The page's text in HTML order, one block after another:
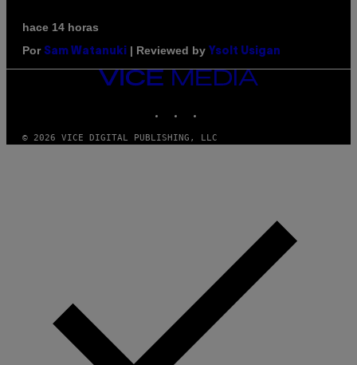
hace 14 horas
Por Sam Watanuki | Reviewed by Ysolt Usigan
VICE
MEDIA
© 2026 VICE DIGITAL PUBLISHING, LLC